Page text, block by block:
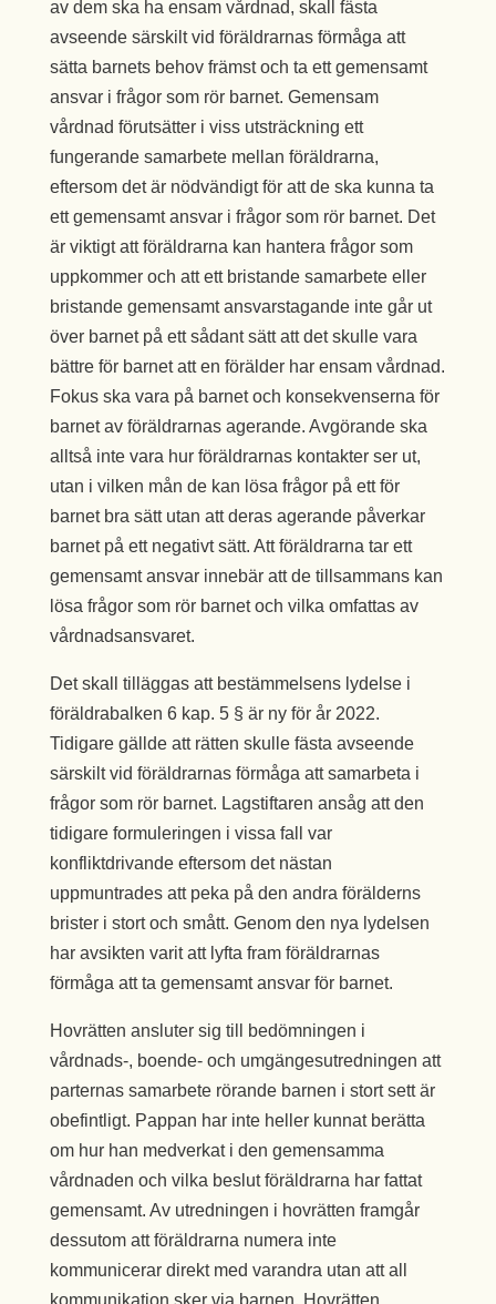
av dem ska ha ensam vårdnad, skall fästa
avseende särskilt vid föräldrarnas förmåga att
sätta barnets behov främst och ta ett gemensamt
ansvar i frågor som rör barnet. Gemensam
vårdnad förutsätter i viss utsträckning ett
fungerande samarbete mellan föräldrarna,
eftersom det är nödvändigt för att de ska kunna ta
ett gemensamt ansvar i frågor som rör barnet. Det
är viktigt att föräldrarna kan hantera frågor som
uppkommer och att ett bristande samarbete eller
bristande gemensamt ansvarstagande inte går ut
över barnet på ett sådant sätt att det skulle vara
bättre för barnet att en förälder har ensam vårdnad.
Fokus ska vara på barnet och konsekvenserna för
barnet av föräldrarnas agerande. Avgörande ska
alltså inte vara hur föräldrarnas kontakter ser ut,
utan i vilken mån de kan lösa frågor på ett för
barnet bra sätt utan att deras agerande påverkar
barnet på ett negativt sätt. Att föräldrarna tar ett
gemensamt ansvar innebär att de tillsammans kan
lösa frågor som rör barnet och vilka omfattas av
vårdnadsansvaret.
Det skall tilläggas att bestämmelsens lydelse i
föräldrabalken 6 kap. 5 § är ny för år 2022.
Tidigare gällde att rätten skulle fästa avseende
särskilt vid föräldrarnas förmåga att samarbeta i
frågor som rör barnet. Lagstiftaren ansåg att den
tidigare formuleringen i vissa fall var
konfliktdrivande eftersom det nästan
uppmuntrades att peka på den andra förälderns
brister i stort och smått. Genom den nya lydelsen
har avsikten varit att lyfta fram föräldrarnas
förmåga att ta gemensamt ansvar för barnet.
Hovrätten ansluter sig till bedömningen i
vårdnads-, boende- och umgängesutredningen att
parternas samarbete rörande barnen i stort sett är
obefintligt. Pappan har inte heller kunnat berätta
om hur han medverkat i den gemensamma
vårdnaden och vilka beslut föräldrarna har fattat
gemensamt. Av utredningen i hovrätten framgår
dessutom att föräldrarna numera inte
kommunicerar direkt med varandra utan att all
kommunikation sker via barnen. Hovrätten